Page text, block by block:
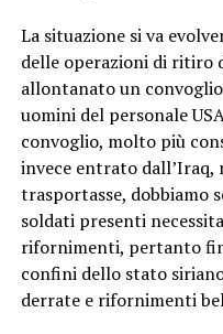
La situazione si va
delle operazioni di ritiro
allontanato un convoglio
uomini del personale
convoglio, molto più
invece entrato dall’Iraq,
trasportasse, dobbiamo
soldati presenti
rifornimenti, pertanto
confini dello stato
derrate e rifornimenti